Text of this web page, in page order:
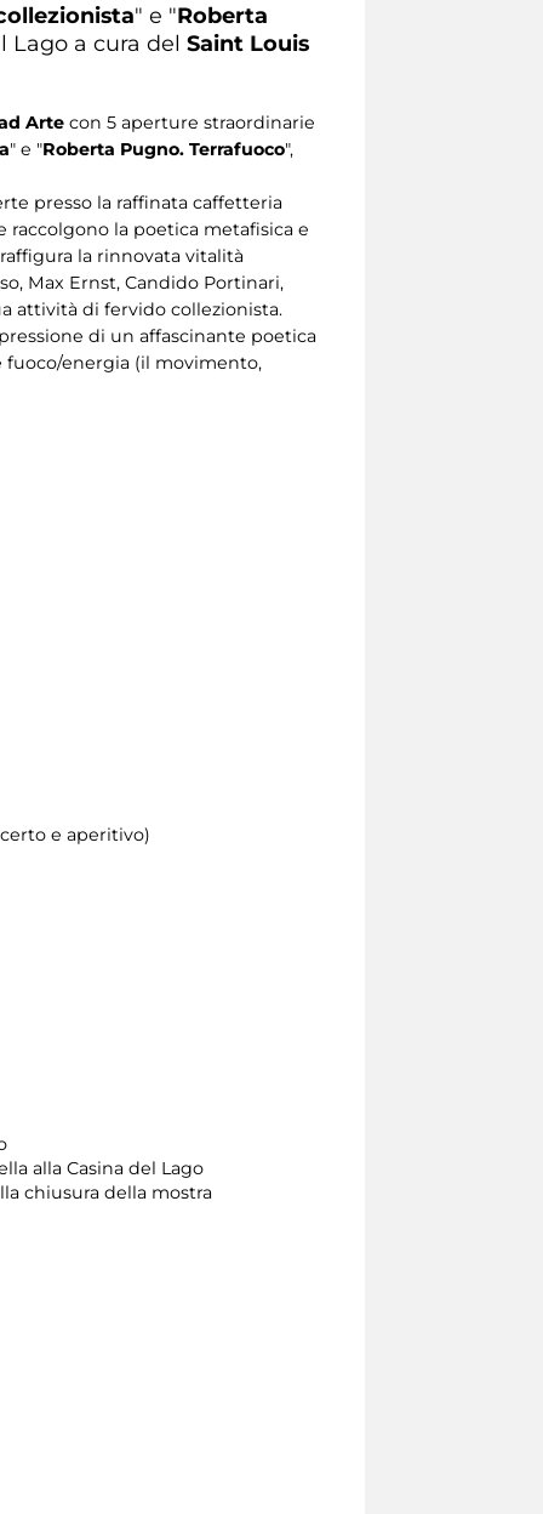
" e "Roberta
Lago a cura del Saint Louis
Arte con 5 aperture straordinarie
" e "Roberta Pugno. Terrafuoco",
presso la raffinata caffetteria
raccolgono la poetica metafisica e
la rinnovata vitalità
Max Ernst, Candido Portinari,
attività di fervido collezionista.
di un affascinante poetica
fuoco/energia (il movimento,
e aperitivo)
alla Casina del Lago
chiusura della mostra